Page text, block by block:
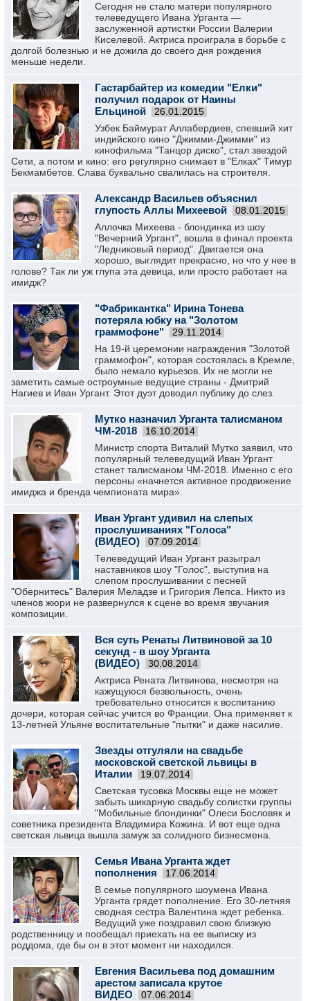
Сегодня не стало матери популярного
телеведущего Ивана Урганта —
заслуженной артистки России Валерии
Киселевой. Актриса проиграла в борьбе с
долгой болезнью и не дожила до своего дня рождения
меньше недели.
Гастарбайтер из комедии "Елки"
получил подарок от Наины
Ельциной
26.01.2015
Узбек Баймурат Аллабердиев, спевший хит
индийского кино "Джимми-Джимми" из
кинофильма "Танцор диско", стал звездой
Сети, а потом и кино: его регулярно снимает в "Елках" Тимур
Бекмамбетов. Слава буквально свалилась на строителя.
Александр Васильев объяснил
глупость Аллы Михеевой
08.01.2015
Аллочка Михеева - блондинка из шоу
"Вечерний Ургант", вошла в финал проекта
"Ледниковый период". Двигается она
хорошо, выглядит прекрасно, но что у нее в
голове? Так ли уж глупа эта девица, или просто работает на
имидж?
"Фабрикантка" Ирина Тонева
потеряла юбку на "Золотом
граммофоне"
29.11.2014
На 19-й церемонии награждения "Золотой
граммофон", которая состоялась в Кремле,
было немало курьезов. Их не могли не
заметить самые остроумные ведущие страны - Дмитрий
Нагиев и Иван Ургант. Этот дуэт доводил публику до слез.
Мутко назначил Урганта талисманом
ЧМ-2018
16.10.2014
Министр спорта Виталий Мутко заявил, что
популярный телеведущий Иван Ургант
станет талисманом ЧМ-2018. Именно с его
персоны «начнется активное продвижение
имиджа и бренда чемпионата мира».
Иван Ургант удивил на слепых
прослушиваниях "Голоса"
(ВИДЕО)
07.09.2014
Телеведущий Иван Ургант разыграл
наставников шоу "Голос", выступив на
слепом прослушивании с песней
"Обернитесь" Валерия Меладзе и Григория Лепса. Никто из
членов жюри не развернулся к сцене во время звучания
композиции.
Вся суть Ренаты Литвиновой за 10
секунд - в шоу Урганта
(ВИДЕО)
30.08.2014
Актриса Рената Литвинова, несмотря на
кажущуюся безвольность, очень
требовательно относится к воспитанию
дочери, которая сейчас учится во Франции. Она применяет к
13-летней Ульяне воспитательные "пытки" и даже насилие.
Звезды отгуляли на свадьбе
московской светской львицы в
Италии
19.07.2014
Светская тусовка Москвы еще не может
забыть шикарную свадьбу солистки группы
"Мобильные блондинки" Олеси Бословяк и
советника президента Владимира Кожина. И вот еще одна
светская львица вышла замуж за солидного бизнесмена.
Семья Ивана Урганта ждет
пополнения
17.06.2014
В семье популярного шоумена Ивана
Урганта грядет пополнение. Его 30-летняя
сводная сестра Валентина ждет ребенка.
Ведущий уже поздравил свою близкую
родственницу и пообещал приехать на ее выписку из
роддома, где бы он в этот момент ни находился.
Евгения Васильева под домашним
арестом записала крутое
ВИДЕО
07.06.2014